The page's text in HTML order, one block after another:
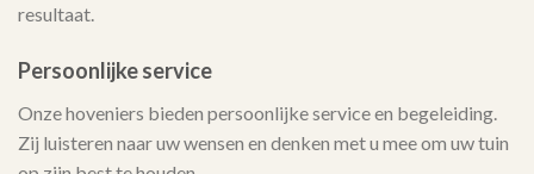
resultaat.
Persoonlijke service
Onze hoveniers bieden persoonlijke service en begeleiding.
Zij luisteren naar uw wensen en denken met u mee om uw tuin